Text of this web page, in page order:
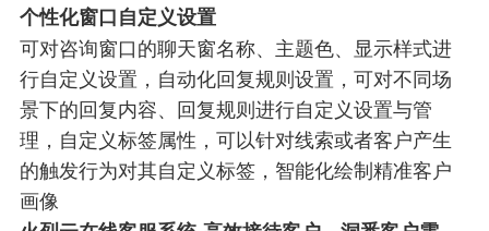
个性化窗口自定义设置
可对咨询窗口的聊天窗名称、主题色、显示样式进
行自定义设置，自动化回复规则设置，可对不同场
景下的回复内容、回复规则进行自定义设置与管
理，自定义标签属性，可以针对线索或者客户产生
的触发行为对其自定义标签，智能化绘制精准客户
画像